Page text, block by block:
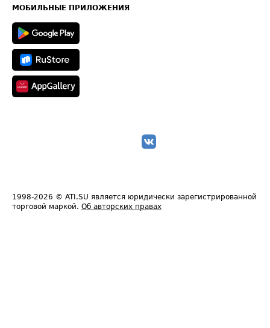
Техническая информация
МОБИЛЬНЫЕ ПРИЛОЖЕНИЯ
1998-2026 © ATI.SU является юридически зарегистрированной
торговой маркой. Об авторских правах